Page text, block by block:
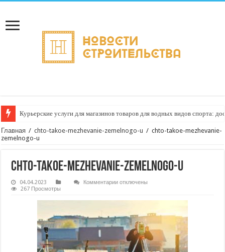
Курьерские услуги для магазинов товаров для водных видов спорта:
Главная / chto-takoe-mezhevanie-zemelnogo-u / chto-takoe-mezhevanie-
zemelnogo-u
chto-takoe-mezhevanie-zemelnogo-u
04.04.2023 Комментариик
takoe-
zemelnogo-
u
отключены
267 Просмотры